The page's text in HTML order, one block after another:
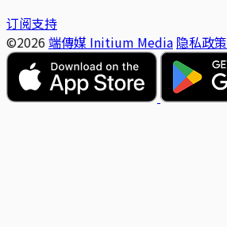
订阅支持
©2026 端傳媒 Initium Media 隐私政策